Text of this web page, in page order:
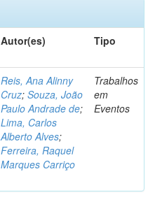
Autor(es) Tipo
Reis, Ana Alinny
Cruz; Souza, João
Paulo Andrade de;
Lima, Carlos
Alberto Alves;
Ferreira, Raquel
Marques Carriço
Trabalhos
em
Eventos